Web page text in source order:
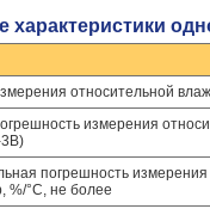
характеристики
относительной
измерения
погрешность
%/°С, не более